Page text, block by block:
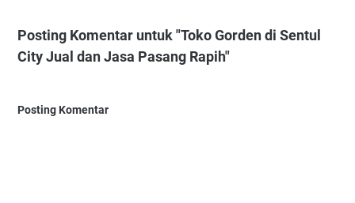
Posting Komentar untuk "Toko Gorden di Sentul
City Jual dan Jasa Pasang Rapih"
Posting Komentar